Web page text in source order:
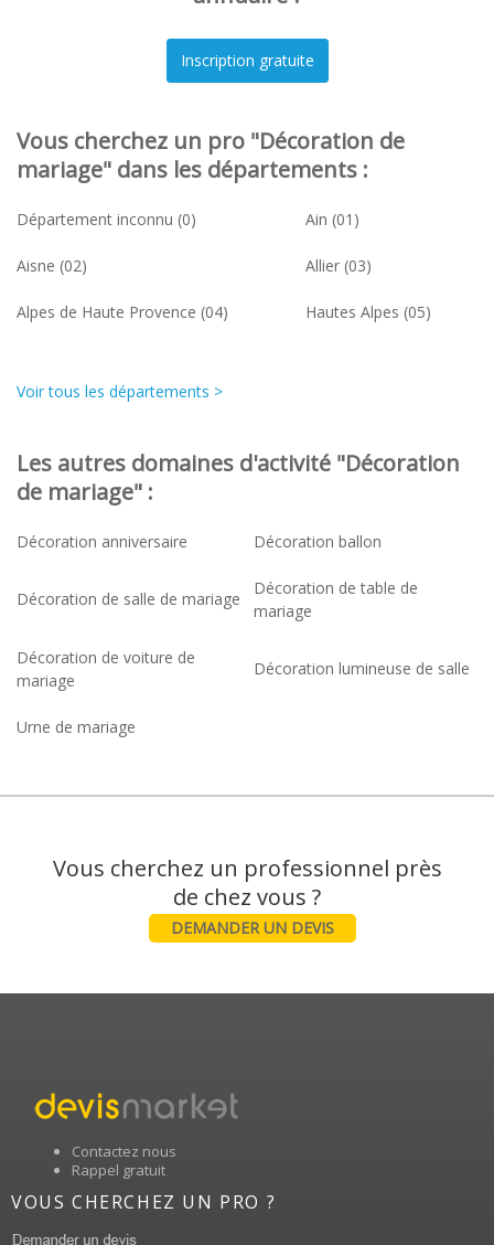
Vous cherchez un pro "Décoration de
mariage" dans les départements :
Département inconnu (0) Ain (01)
Aisne (02) Allier (03)
Alpes de Haute Provence (04) Hautes Alpes (05)
Voir tous les départements >
Les autres domaines d'activité "Décoration
de mariage" :
Décoration anniversaire Décoration ballon
Décoration de salle de mariage
Décoration de table de
mariage
Décoration de voiture de
mariage
Décoration lumineuse de salle
Urne de mariage
Vous cherchez un professionnel près
DEMANDER UN DEVIS
Contactez nous
Rappel gratuit
VOUS CHERCHEZ UN PRO ?